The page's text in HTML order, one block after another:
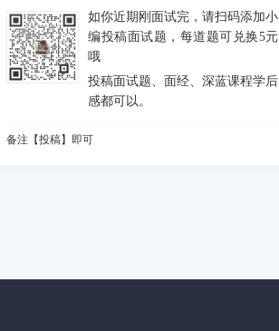
IMU测量方程是什么？噪声模型是什么？
动态场景对定位和建图分别有什么影响
如何判断是否出现激光退化情况，为什么会出
现？如何解决？
在vio做FEJ主要是为了防止哪个自由度由不可观
什么是NDT配准
初始化过程对相机运动的要求
如你近期刚面试完，请扫码添加小
编投稿面试题，每道题可兑换5元
哦
投稿面试题、面经、深蓝课程学后
感都可以。
备注【投稿】即可